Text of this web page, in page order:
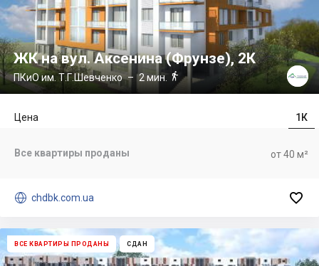
ЖК на вул. Аксенина (Фрунзе), 2К
ПКиО им. Т.Г.Шевченко– 2 мин. 
1К
Цена
от 40 м²
Все квартиры проданы
 chdbk.com.ua 
ВСЕ КВАРТИРЫ ПРОДАНЫ СДАН